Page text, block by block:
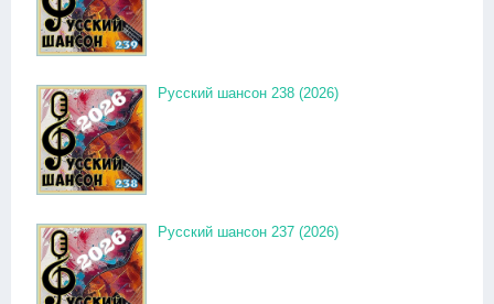
Русский шансон 238 (2026)
Русский шансон 237 (2026)